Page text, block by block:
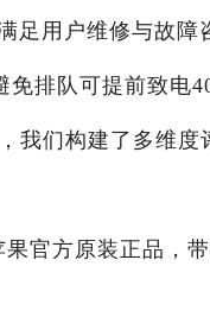
足用户维修与故障
排队可提前致电
我们构建了多维度
方原装正品，带